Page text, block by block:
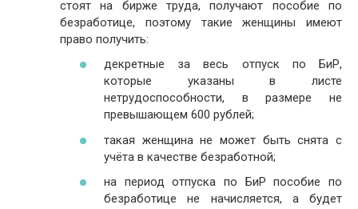
стоят на бирже труда, получают пособие по
безработице, поэтому такие женщины имеют
право получить:
декретные за весь отпуск по БиР,
которые указаны в листе
нетрудоспособности, в размере не
превышающем 600 рублей;
такая женщина не может быть снята с
учёта в качестве безработной;
на период отпуска по БиР пособие по
безработице не начисляется, а будет